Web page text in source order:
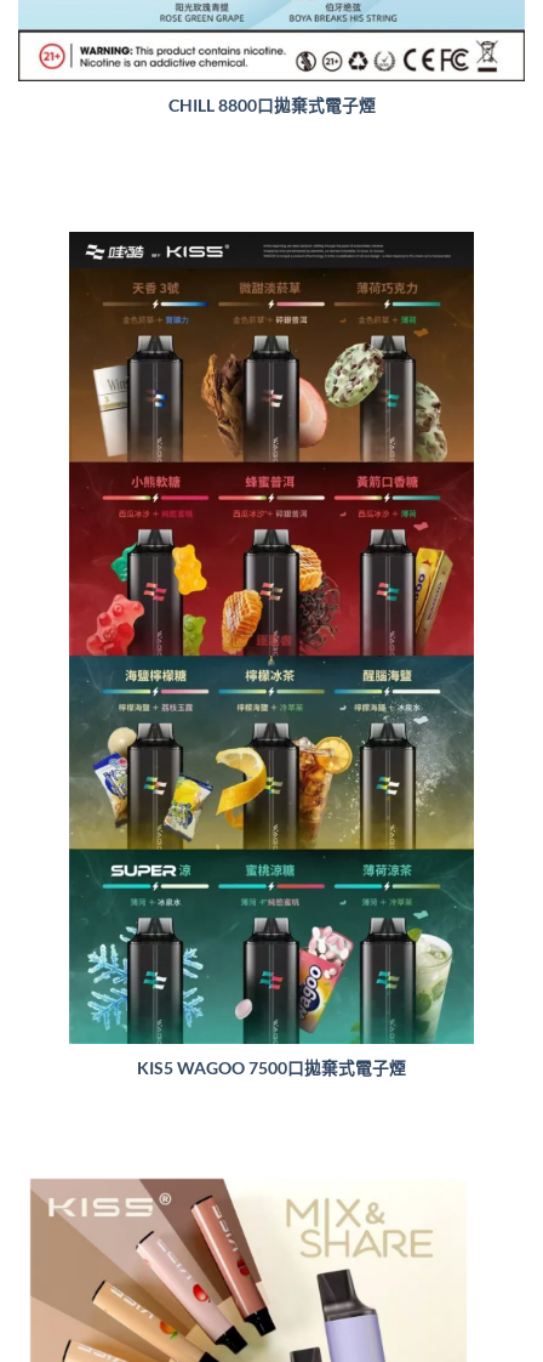
CHILL 8800口拋棄式電子煙
KIS5 WAGOO 7500口拋棄式電子煙